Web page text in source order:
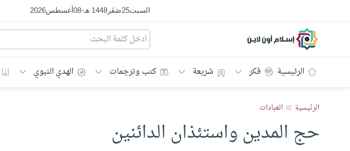
السبت25صَفَر1448 هـ -
08أغسطس2026
إسلام أون لاين
الرئيسية فكر شريعة كتب وترجمات الهدي النبوي
الرئيسية العبادات
حج المدين واستئذان الدائنين